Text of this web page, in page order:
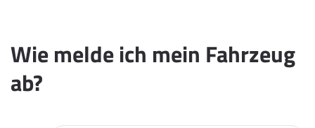
Wie melde ich mein Fahrzeug
ab?